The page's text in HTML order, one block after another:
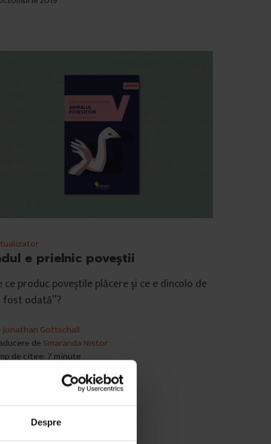
Despre
e prielnic poveștii
ce produc poveștile plăcere și ce e dincolo de
fost odată”?
Jonathan Gottschall
de Smaranda Nistor
de citire: 7 minute